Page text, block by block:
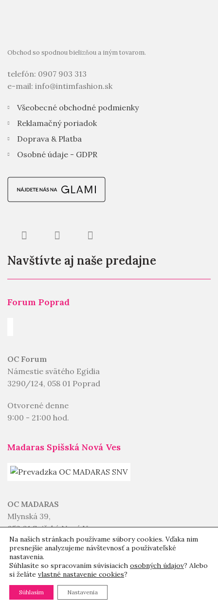
Obchod so spodnou bielizňou a iným tovarom.
telefón: 0907 903 313
e-mail: info@intimfashion.sk
Všeobecné obchodné podmienky
Reklamačný poriadok
Doprava & Platba
Osobné údaje - GDPR
Navštívte aj naše predajne
Forum Poprad
OC Forum
Námestie svätého Egídia
3290/124, 058 01 Poprad
Otvorené denne
9:00 - 21:00 hod.
Madaras Spišská Nová Ves
OC MADARAS
Mlynská 39,
052 01 Spišská Nová Ves
Otvorené denne
9:00 - 20:00 hod.
RGB Liptovský Mikuláš
Na našich stránkach používame súbory cookies. Vďaka nim
presnejšie analyzujeme návštevnosť a používateľské
nastavenia.
Súhlasíte so spracovaním súvisiacich osobných údajov? Alebo
si želáte vlastné nastavenie cookies?
Súhlasím Nastavenia